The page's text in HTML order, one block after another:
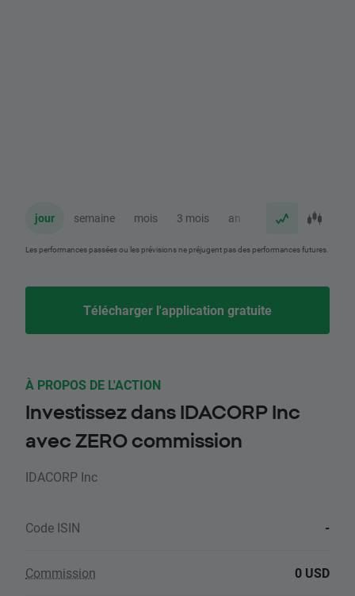
jour semaine mois 3 mois an
Les performances passées ou les prévisions ne préjugent pas des performances futures.
Télécharger l'application gratuite
À PROPOS DE L'ACTION
Investissez dans IDACORP Inc
avec ZERO commission
IDACORP Inc
Code ISIN -
Commission 0 USD